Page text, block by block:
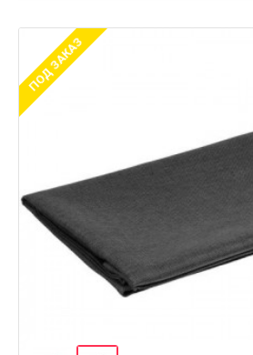
ПОД ЗАКАЗ